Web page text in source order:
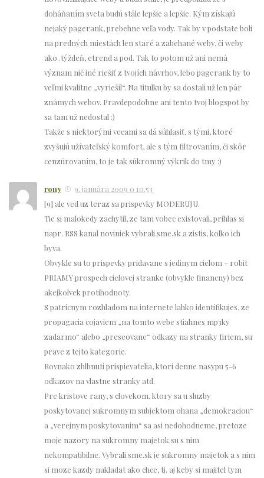
doháňaním sveta budú stále lepšie a lepšie. Kým získajú
nejaký pagerank, prebehne veľa vody. Tak by v podstate boli
na predných miestách len staré a zabehané weby, či weby
ako .týždeň, etrend a pod. Tak to potom už ani nemá
význam nič iné riešiť z tvojích návrhov, lebo pagerank by to
veľmi kvalitne „vyriešil“. Na titulku by sa dostali už len pár
známych webov. Pravdepodobne ani tento tvoj blogspot by
sa tam už nedostal :)
Takže s niektorými vecami sa dá súhlasiť, s tými, ktoré
zvyšujú užívateľský komfort, ale s tým filtrovaním, či skôr
cenzúrovaním, to je tak súkromný výkrik do tmy :)
rony
9. januára 2009 o 10.53
[9] ale ved uz teraz sa prispevky MODERUJU.
Tie si malokedy zachytil, ze tam vobec existovali, prihlas si
napr. RSS kanal noviniek vybrali.sme.sk a zistis, kolko ich
byva.
Obvykle su to prispevky pridavane s jedinym cielom – robit
PRIAMY prospech cielovej stranke (obvykle financny) bez
akejkolvek protihodnoty.
S patricnym rozhladom na internete lahko identifikujes, ze
propagacia cojaviem „na tomto webe stiahnes mp3ky
zadarmo“ alebo „preseovane“ odkazy na stranky firiem, su
prave z tejto kategorie.
Rovnako zblbnuti prispievatelia, ktori denne nasypu 5-6
odkazov na vlastne stranky atd.
Pre kristove rany, s clovekom, ktory sa u sluzby
poskytovanej sukromnym subjektom ohana „demokraciou“
a „verejnym poskytovanim“ sa asi nedohodneme, pretoze
moje nazory na sukromny majetok su s nim
nekompatibilne. Vybrali.sme.sk je sukromny majetok a s nim
si moze kazdy nakladat ako chce, tj. aj keby si majitel tym